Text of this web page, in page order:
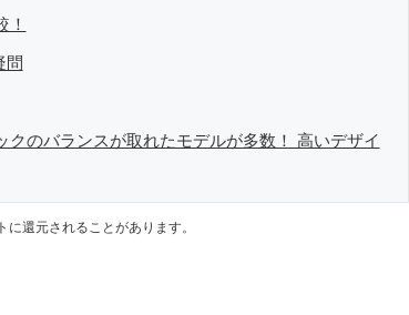
！
問
のバランスが取れたモデルが多数！ 高いデザイ
還元されることがあります。